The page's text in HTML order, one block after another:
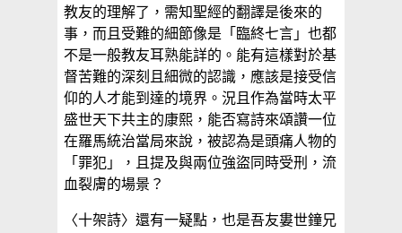
教友的理解了，需知聖經的翻譯是後來的
事，而且受難的細節像是「臨終七言」也都
不是一般教友耳熟能詳的。能有這樣對於基
督苦難的深刻且細微的認識，應該是接受信
仰的人才能到達的境界。況且作為當時太平
盛世天下共主的康熙，能否寫詩來頌讚一位
在羅馬統治當局來說，被認為是頭痛人物的
「罪犯」，且提及與兩位強盜同時受刑，流
血裂膚的場景？
〈十架詩〉還有一疑點，也是吾友婁世鐘兄